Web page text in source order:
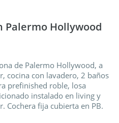
Palermo Hollywood
de Palermo Hollywood, a
cocina con lavadero, 2 baños
prefinished roble, losa
instalado en living y
Cochera fija cubierta en PB.